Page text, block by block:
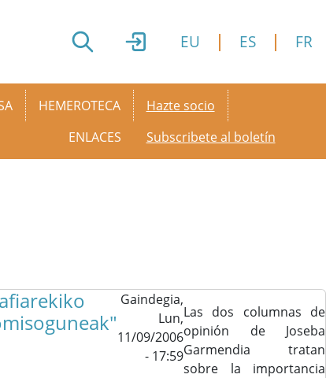
EU ES FR
HEMEROTECA
ENLACES
Secondary menu
Hazte socio
Subscribete al boletín
Gaindegia,
Lun,
11/09/2006
- 17:59
Las dos columnas de
opinión de Joseba
Garmendia tratan
sobre la importancia